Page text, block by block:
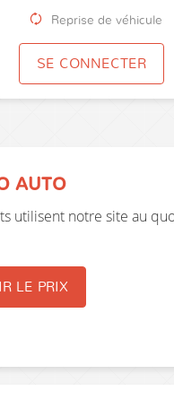
Reprise de véhicule
SE CONNECTER
AUTO
utilisent notre site au
LE PRIX